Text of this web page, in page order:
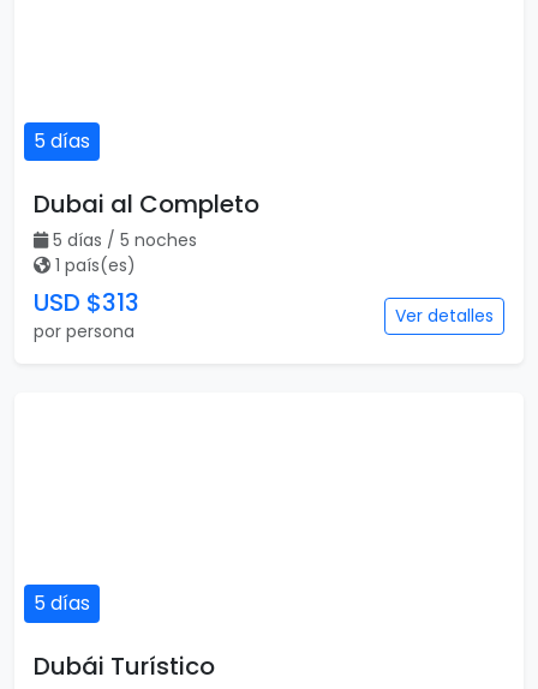
5 días
Dubai al Completo
5 días / 5 noches
1 país(es)
USD $313
por persona
Ver detalles
5 días
Dubái Turístico